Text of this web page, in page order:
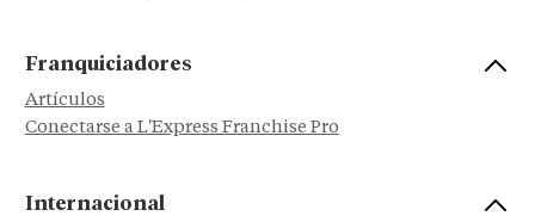
Franquiciadores
Artículos
Conectarse a L'Express Franchise Pro
Internacional